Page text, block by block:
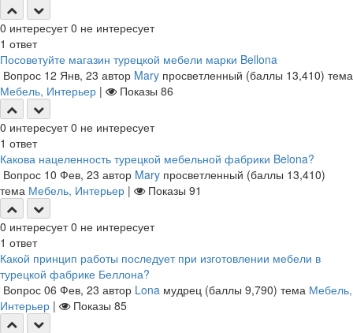
0 интересует 0 не интересует
1 ответ
Посоветуйте магазин турецкой мебели марки Bellona
Вопрос 12 Янв, 23 автор Mary просветленный (баллы 13,410) тема
Мебель, Интерьер | Показы 86
0 интересует 0 не интересует
1 ответ
Какова нацеленность турецкой мебельной фабрики Belona?
Вопрос 10 Фев, 23 автор Mary просветленный (баллы 13,410)
тема Мебель, Интерьер | Показы 91
0 интересует 0 не интересует
1 ответ
Какой принцип работы последует при изготовлении мебели в
турецкой фабрике Беллона?
Вопрос 06 Фев, 23 автор Lona мудрец (баллы 9,790) тема Мебель,
Интерьер | Показы 85